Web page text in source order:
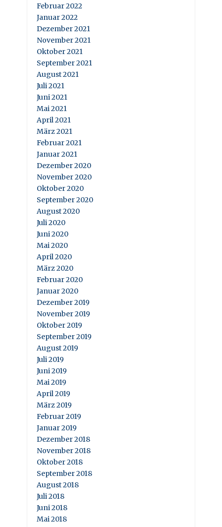
Februar 2022
Januar 2022
Dezember 2021
November 2021
Oktober 2021
September 2021
August 2021
Juli 2021
Juni 2021
Mai 2021
April 2021
März 2021
Februar 2021
Januar 2021
Dezember 2020
November 2020
Oktober 2020
September 2020
August 2020
Juli 2020
Juni 2020
Mai 2020
April 2020
März 2020
Februar 2020
Januar 2020
Dezember 2019
November 2019
Oktober 2019
September 2019
August 2019
Juli 2019
Juni 2019
Mai 2019
April 2019
März 2019
Februar 2019
Januar 2019
Dezember 2018
November 2018
Oktober 2018
September 2018
August 2018
Juli 2018
Juni 2018
Mai 2018